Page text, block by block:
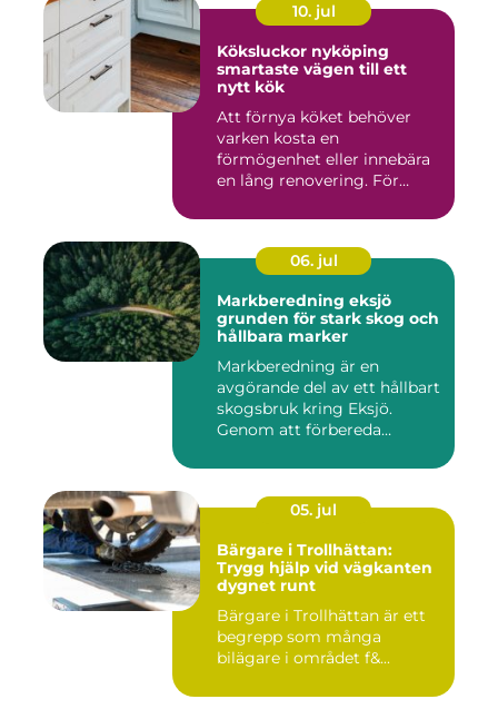
10. jul
Köksluckor nyköping
smartaste vägen till ett
nytt kök
Att förnya köket behöver
varken kosta en
förmögenhet eller innebära
en lång renovering. För
06. jul
Markberedning eksjö
grunden för stark skog och
hållbara marker
Markberedning är en
avgörande del av ett hållbart
skogsbruk kring Eksjö.
Genom att förbereda
05. jul
Bärgare i Trollhättan:
Trygg hjälp vid vägkanten
dygnet runt
Bärgare i Trollhättan är ett
begrepp som många
bilägare i området f&...